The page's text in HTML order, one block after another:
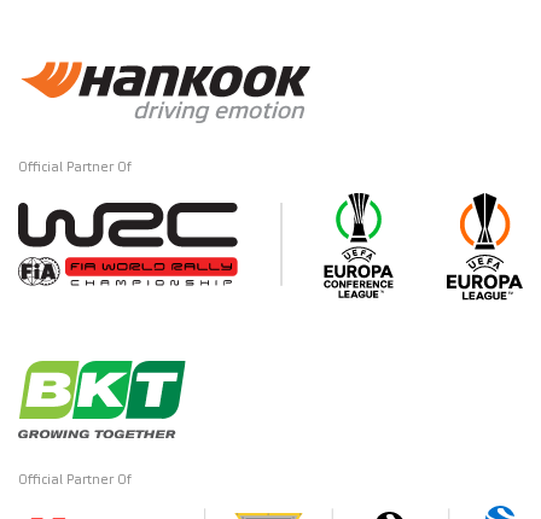
Official Partner Of
Official Partner Of